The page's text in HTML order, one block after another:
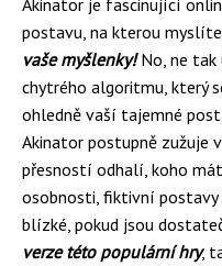
postavu, na kterou
vaše myšlenky!No, ne tak
chytrého algoritmu, který
ohledně vaší tajemné
Akinator postupně zužuje
přesností odhalí, koho
osobnosti, fiktivní postavy
blízké, pokud jsou
verze této populární hry,